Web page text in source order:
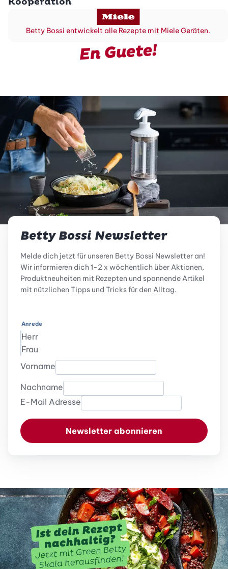
Betty Bossi entwickelt alle Rezepte mit Miele Geräten.
En Guete!
Betty Bossi Newsletter
Melde dich jetzt für unseren Betty Bossi Newsletter an!
Wir informieren dich 1-2 x wöchentlich über Aktionen,
Produktneuheiten mit Rezepten und spannende Artikel
mit nützlichen Tipps und Tricks für den Alltag.
Anrede
Herr
Frau
Vorname
Nachname
E-Mail Adresse
Newsletter abonnieren